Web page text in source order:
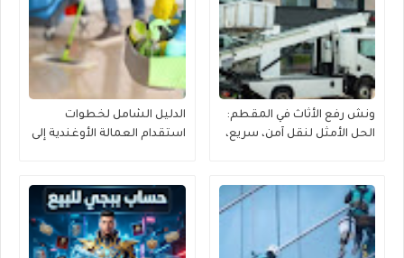
ونش رفع الأثاث في المقطم:
الحل الأمثل لنقل آمن، سريع،
الدليل الشامل لخطوات
استقدام العمالة الأوغندية إلى